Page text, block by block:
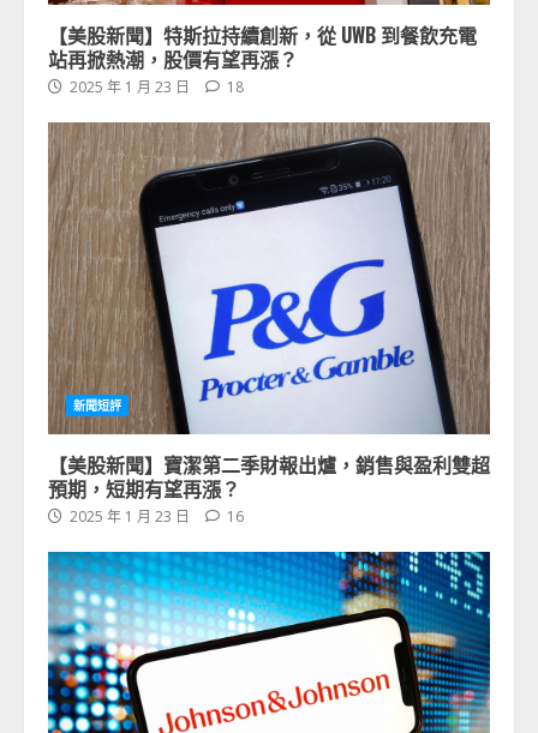
【美股新聞】特斯拉持續創新，從 UWB 到餐飲充電
站再掀熱潮，股價有望再漲？
2025 年 1 月 23 日 18
新聞短評
【美股新聞】寶潔第二季財報出爐，銷售與盈利雙超
預期，短期有望再漲？
2025 年 1 月 23 日 16